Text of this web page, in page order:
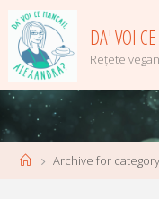
to
content
DA' VOI
Rețete
HomeArchive for